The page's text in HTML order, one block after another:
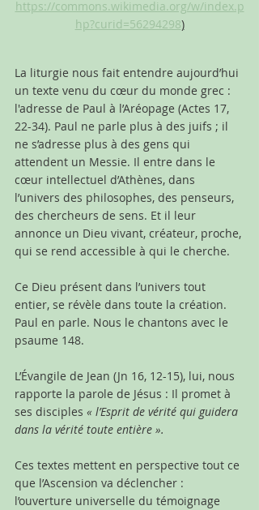
https://commons.wikimedia.org/w/index.p
hp?curid=56294298)
La liturgie nous fait entendre aujourd’hui
un texte venu du cœur du monde grec :
l'adresse de Paul à l’Aréopage (Actes 17,
22-34). Paul ne parle plus à des juifs ; il
ne s’adresse plus à des gens qui
attendent un Messie. Il entre dans le
cœur intellectuel d’Athènes, dans
l’univers des philosophes, des penseurs,
des chercheurs de sens. Et il leur
annonce un Dieu vivant, créateur, proche,
qui se rend accessible à qui le cherche.
Ce Dieu présent dans l’univers tout
entier, se révèle dans toute la création.
Paul en parle. Nous le chantons avec le
psaume 148.
L’Évangile de Jean (Jn 16, 12-15), lui, nous
rapporte la parole de Jésus : Il promet à
ses disciples « l’Esprit de vérité qui guidera
dans la vérité toute entière ».
Ces textes mettent en perspective tout ce
que l’Ascension va déclencher :
l’ouverture universelle du témoignage